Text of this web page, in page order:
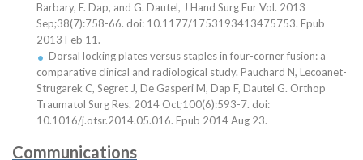
Barbary, F. Dap, and G. Dautel, J Hand Surg Eur Vol. 2013
Sep;38(7):758-66. doi: 10.1177/1753193413475753. Epub
2013 Feb 11.
Dorsal locking plates versus staples in four-corner fusion: a
comparative clinical and radiological study. Pauchard N, Lecoanet-
Strugarek C, Segret J, De Gasperi M, Dap F, Dautel G. Orthop
Traumatol Surg Res. 2014 Oct;100(6):593-7. doi:
10.1016/j.otsr.2014.05.016. Epub 2014 Aug 23.
Communications